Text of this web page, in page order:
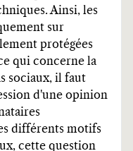
Ainsi, les
sur
protégées
qui concerne la
sociaux, il faut
d'une opinion
différents motifs
cette question